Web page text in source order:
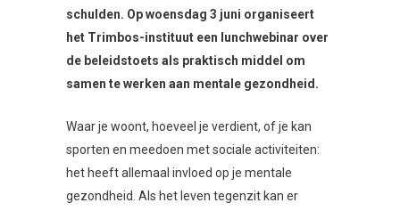
schulden. Op woensdag 3 juni organiseert
het Trimbos-instituut een lunchwebinar over
de beleidstoets als praktisch middel om
samen te werken aan mentale gezondheid.
Waar je woont, hoeveel je verdient, of je kan
sporten en meedoen met sociale activiteiten:
het heeft allemaal invloed op je mentale
gezondheid. Als het leven tegenzit kan er